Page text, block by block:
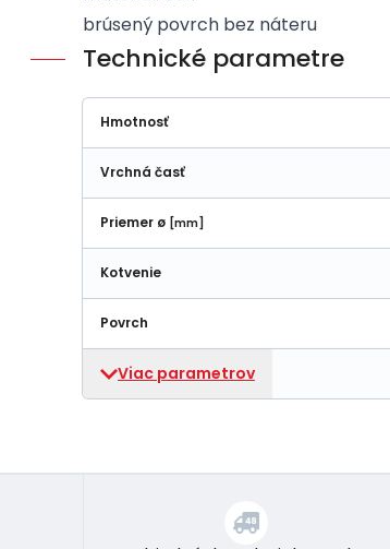
brúsený povrch bez náteru
Technické parametre
Hmotnosť
Vrchná časť
Priemer ø [mm]
Kotvenie
Povrch
Viac parametrov